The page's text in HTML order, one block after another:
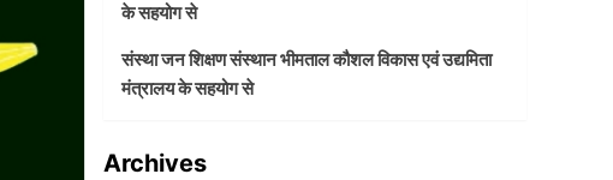
के सहयोग से
संस्था जन शिक्षण संस्थान भीमताल कौशल विकास एवं उद्यमिता
मंत्रालय के सहयोग से
Archives